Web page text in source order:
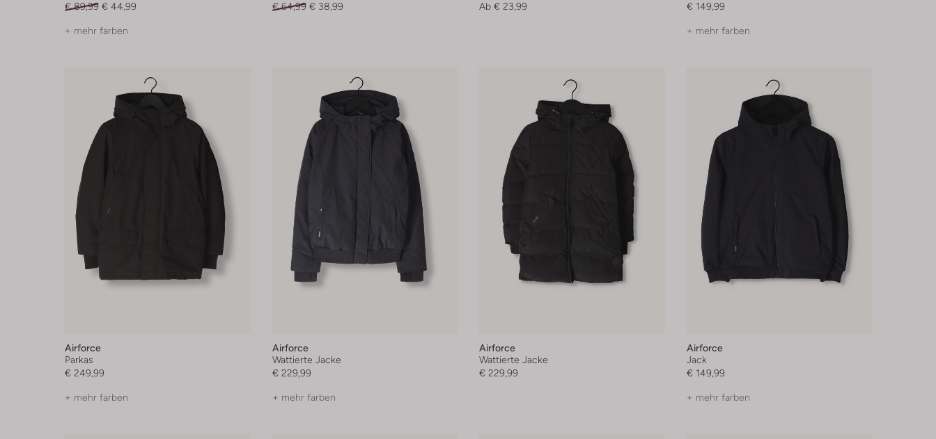
€ 89,99 € 44,99
+ mehr farben
€ 64,99 € 38,99
Ab € 23,99
€ 149,99
+ mehr farben
Airforce
Parkas
€ 249,99
+ mehr farben
Airforce
Wattierte Jacke
€ 229,99
+ mehr farben
Airforce
Wattierte Jacke
€ 229,99
Airforce
Jack
€ 149,99
+ mehr farben